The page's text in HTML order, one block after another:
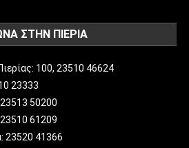
ΣΤΗΝ ΠΙΕΡΙΑ
100, 23510 46624
23333
50200
61209
23520 41366